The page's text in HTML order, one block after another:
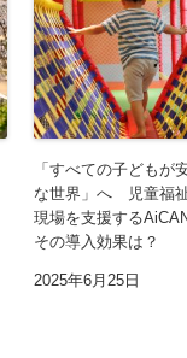
「すべての子どもが
な世界」へ 児童福
現場を支援する
その導入効果は？
2025年6月25日